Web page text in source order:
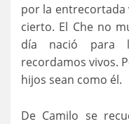
por la entrecortada
cierto. El Che no
día nació para
recordamos vivos.
hijos sean como él.
De Camilo se